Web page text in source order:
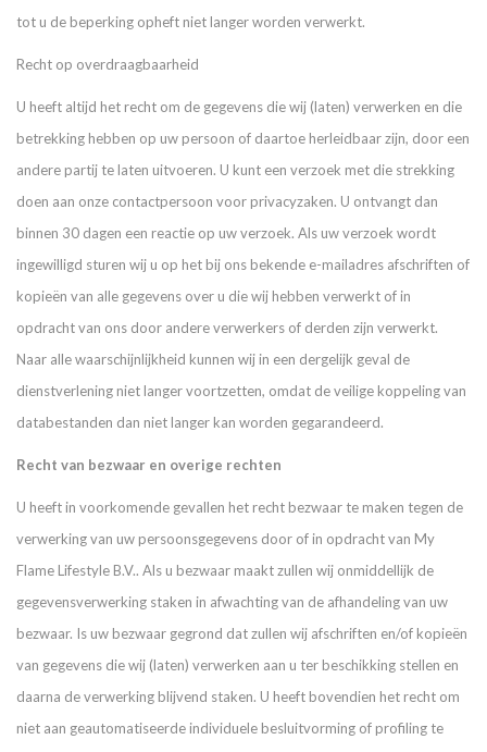
tot u de beperking opheft niet langer worden verwerkt.
Recht op overdraagbaarheid
U heeft altijd het recht om de gegevens die wij (laten) verwerken en die
betrekking hebben op uw persoon of daartoe herleidbaar zijn, door een
andere partij te laten uitvoeren. U kunt een verzoek met die strekking
doen aan onze contactpersoon voor privacyzaken. U ontvangt dan
binnen 30 dagen een reactie op uw verzoek. Als uw verzoek wordt
ingewilligd sturen wij u op het bij ons bekende e-mailadres afschriften of
kopieën van alle gegevens over u die wij hebben verwerkt of in
opdracht van ons door andere verwerkers of derden zijn verwerkt.
Naar alle waarschijnlijkheid kunnen wij in een dergelijk geval de
dienstverlening niet langer voortzetten, omdat de veilige koppeling van
databestanden dan niet langer kan worden gegarandeerd.
Recht van bezwaar en overige rechten
U heeft in voorkomende gevallen het recht bezwaar te maken tegen de
verwerking van uw persoonsgegevens door of in opdracht van My
Flame Lifestyle B.V.. Als u bezwaar maakt zullen wij onmiddellijk de
gegevensverwerking staken in afwachting van de afhandeling van uw
bezwaar. Is uw bezwaar gegrond dat zullen wij afschriften en/of kopieën
van gegevens die wij (laten) verwerken aan u ter beschikking stellen en
daarna de verwerking blijvend staken. U heeft bovendien het recht om
niet aan geautomatiseerde individuele besluitvorming of profiling te